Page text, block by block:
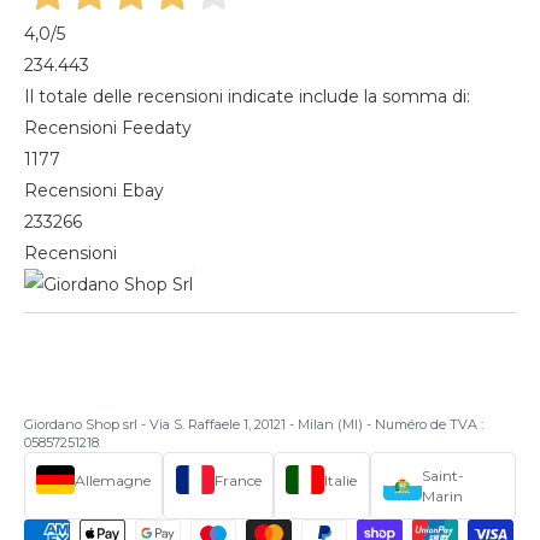
4,0/5
234.443
Il totale delle recensioni indicate include la somma di:
Recensioni Feedaty
1177
Recensioni Ebay
233266
Recensioni
Giordano Shop srl - Via S. Raffaele 1, 20121 - Milan (MI) - Numéro de TVA :
05857251218
Allemagne France Italie
Saint-
Marin